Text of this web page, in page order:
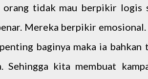
orang tidak mau berpikir logis
Mereka berpikir
baginya maka ia
Sehingga kita membuat